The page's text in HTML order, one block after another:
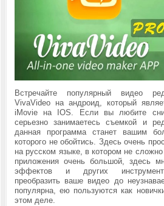
Встречайте популярный видео
VivaVideo на андроид, который
iMovie на IOS. Если вы любите
серьезно занимаетесь съемкой и
данная программа станет вашим
которого не обойтись. Здесь очень
на русском языке, в котором не
приложения очень большой, здесь
эффектов и других
преобразить ваше видео до
популярна, ею пользуются как
этом деле.